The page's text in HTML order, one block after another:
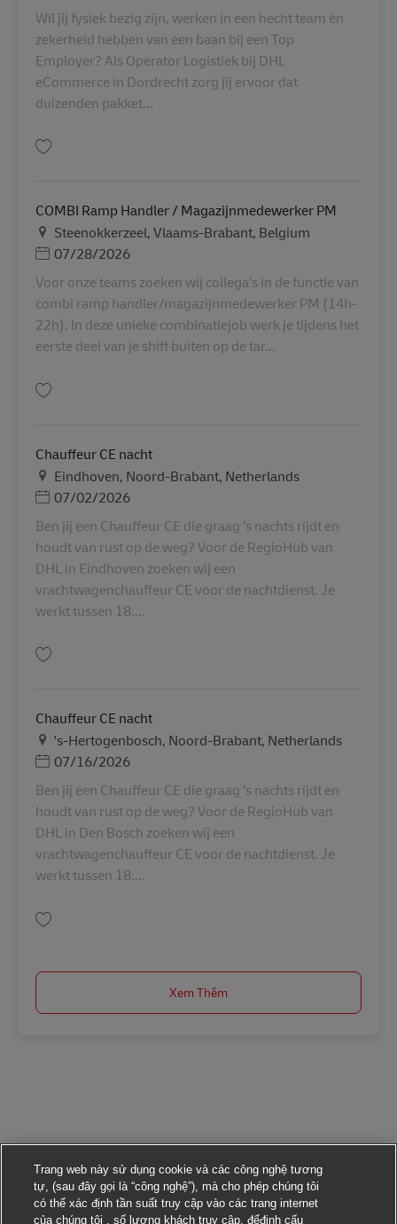
Wil jij fysiek bezig zijn, werken in een hecht team én
zekerheid hebben van een baan bij een Top
Employer? Als Operator Logistiek bij DHL
eCommerce in Dordrecht zorg jij ervoor dat
duizenden pakket...
COMBI Ramp Handler / Magazijnmedewerker PM
Địa điểm
Steenokkerzeel, Vlaams-Brabant, Belgium
Posted Date
07/28/2026
Voor onze teams zoeken wij collega’s in de functie van
combi ramp handler/magazijnmedewerker PM (14h-
22h). In deze unieke combinatiejob werk je tijdens het
eerste deel van je shift buiten op de tar...
Chauffeur CE nacht
Địa điểm
Eindhoven, Noord-Brabant, Netherlands
Posted Date
07/02/2026
Ben jij een Chauffeur CE die graag ’s nachts rijdt en
houdt van rust op de weg? Voor de RegioHub van
DHL in Eindhoven zoeken wij een
vrachtwagenchauffeur CE voor de nachtdienst. Je
werkt tussen 18....
Chauffeur CE nacht
Địa điểm
's-Hertogenbosch, Noord-Brabant, Netherlands
Posted Date
07/16/2026
Ben jij een Chauffeur CE die graag ’s nachts rijdt en
houdt van rust op de weg? Voor de RegioHub van
DHL in Den Bosch zoeken wij een
vrachtwagenchauffeur CE voor de nachtdienst. Je
werkt tussen 18....
Xem Thêm
Trang web này sử dụng cookie và các công nghệ tương
tự, (sau đây gọi là “công nghệ”), mà cho phép chúng tôi
có thể xác định tần suất truy cập vào các trang internet
của chúng tôi , số lượng khách truy cập, đểđịnh cấu